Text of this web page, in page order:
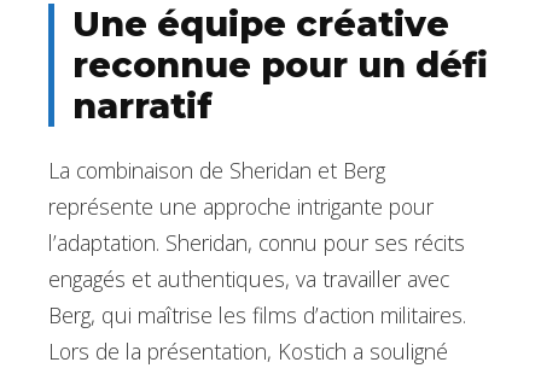
Une équipe créative
reconnue pour un défi
narratif
La combinaison de Sheridan et Berg
représente une approche intrigante pour
l’adaptation. Sheridan, connu pour ses récits
engagés et authentiques, va travailler avec
Berg, qui maîtrise les films d’action militaires.
Lors de la présentation, Kostich a souligné